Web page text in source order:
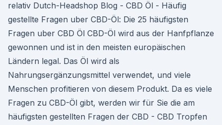
relativ Dutch-Headshop Blog - CBD Öl - Häufig
gestellte Fragen uber CBD-Öl: Die 25 häufigsten
Fragen uber CBD Öl CBD-Öl wird aus der Hanfpflanze
gewonnen und ist in den meisten europäischen
Ländern legal. Das Öl wird als
Nahrungsergänzungsmittel verwendet, und viele
Menschen profitieren von diesem Produkt. Da es viele
Fragen zu CBD-Öl gibt, werden wir für Sie die am
häufigsten gestellten Fragen der CBD - CBD Tropfen